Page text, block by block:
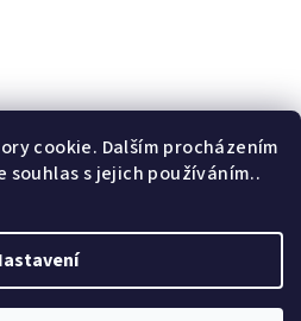
cookie. Dalším procházením
s jejich používáním..